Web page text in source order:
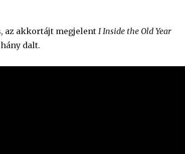
az akkortájt megjelentI Inside the Old Year
dalt.